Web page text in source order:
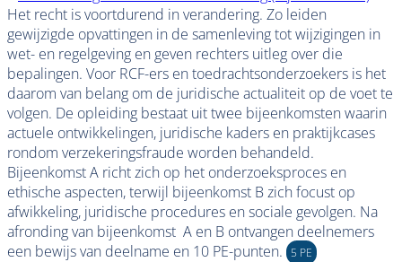
Het recht is voortdurend in verandering. Zo leiden
gewijzigde opvattingen in de samenleving tot wijzigingen in
wet- en regelgeving en geven rechters uitleg over die
bepalingen. Voor RCF-ers en toedrachtsonderzoekers is het
daarom van belang om de juridische actualiteit op de voet te
volgen. De opleiding bestaat uit twee bijeenkomsten waarin
actuele ontwikkelingen, juridische kaders en praktijkcases
rondom verzekeringsfraude worden behandeld.
Bijeenkomst A richt zich op het onderzoeksproces en
ethische aspecten, terwijl bijeenkomst B zich focust op
afwikkeling, juridische procedures en sociale gevolgen. Na
afronding van bijeenkomst A en B ontvangen deelnemers
een bewijs van deelname en 10 PE-punten.
5 PE